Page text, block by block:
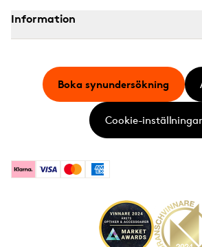
Information
KlarnaVisa MastercardAmerican Express
Boka synundersökning
Cookie-inställningar